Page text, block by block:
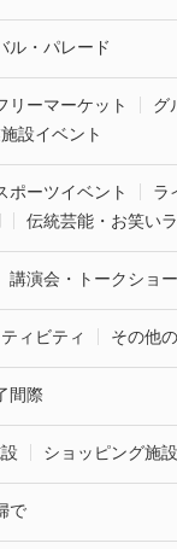
ル・パレード
リーマーケット
グ
設イベント
ポーツイベント
ラ
伝統芸能・お笑い
講演会・トークショー
ィビティ その他
間際
ショッピング施設
で